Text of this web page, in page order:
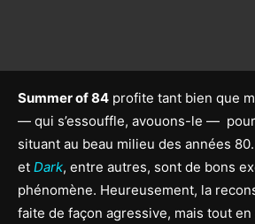
Summer of 84 profite tant bien que
— qui s’essouffle, avouons-le —
situant au beau milieu des années 80.
et Dark, entre autres, sont de bons
phénomène. Heureusement, la
faite de façon agressive, mais tout